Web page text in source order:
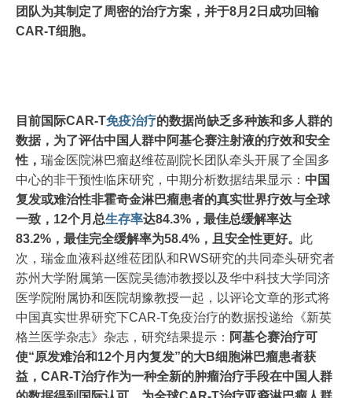
团队为其制定了周密的治疗方案，并于8月2日成功回输
CAR-T细胞。
目前国际CAR-T免疫治疗的数据尚缺乏多种族和多人群的
数据，为了评估中国人群中阿基仑赛注射液的疗效和安全
性， 瑞金医院淋巴瘤赵维莅副院长团队牵头开展了全国多
中心的非干预性临床研究，中期分析数据结果显示： 中国
复发或难治性非霍奇金淋巴瘤患者的真实世界疗效与全球
一致，12个月总生存率达84.3%，最佳总缓解率达
83.2%，最佳完全缓解率为58.4%，且安全性更好。 此
次，瑞金血液科赵维莅团队和RWS研究的共同牵头研究者
苏州大学附属第一医院吴德沛教授以及华中科技大学同济
医学院附属协和医院胡豫教授一起，以评论文章的形式将
中国真实世界研究下CAR-T免疫治疗的数据投递给《新英
格兰医学杂志》杂志，研究结果提示： 阿基仑赛治疗可
使“原发难治和12个月内复发”的大B细胞淋巴瘤患者获
益，CAR-T治疗作为一种全新的肿瘤治疗手段在中国人群